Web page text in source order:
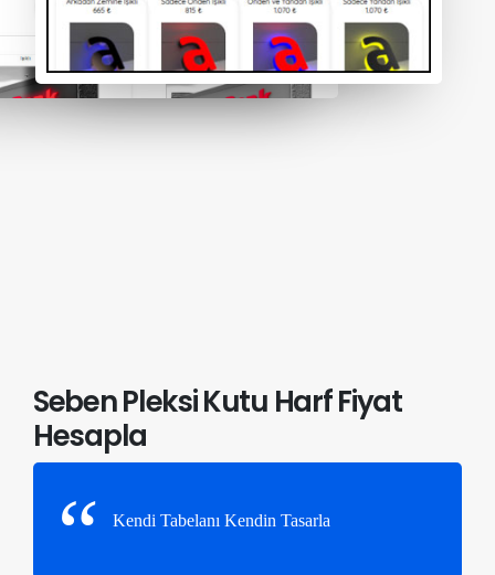
Seben Pleksi Kutu Harf Fiyat
Hesapla
Kendi Tabelanı Kendin Tasarla